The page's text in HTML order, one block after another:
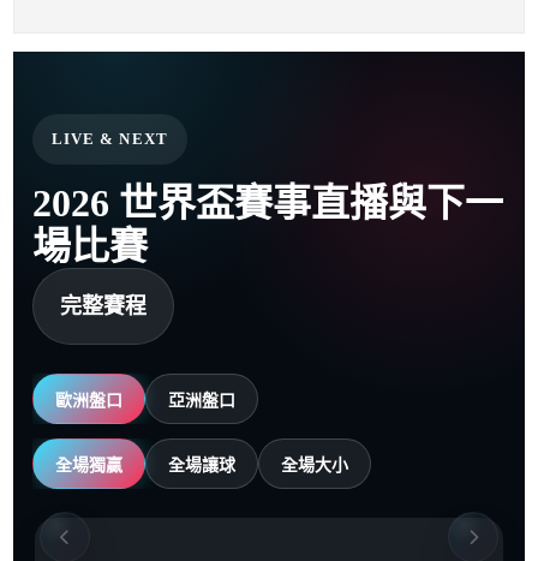
LIVE & NEXT
2026 世界盃賽事直播與下一
場比賽
完整賽程
歐洲盤口 亞洲盤口
全場獨贏 全場讓球 全場大小